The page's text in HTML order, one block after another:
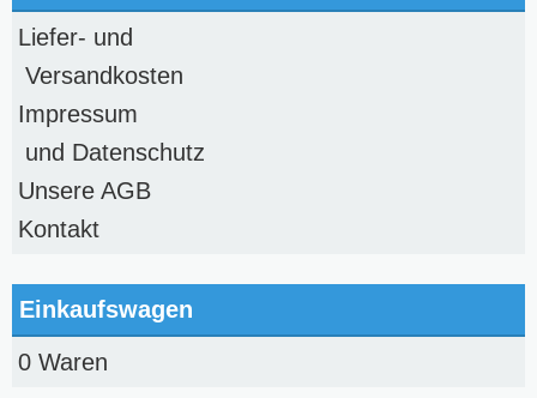
Liefer- und
Versandkosten
Impressum
und Datenschutz
Unsere AGB
Kontakt
Einkaufswagen
0 Waren